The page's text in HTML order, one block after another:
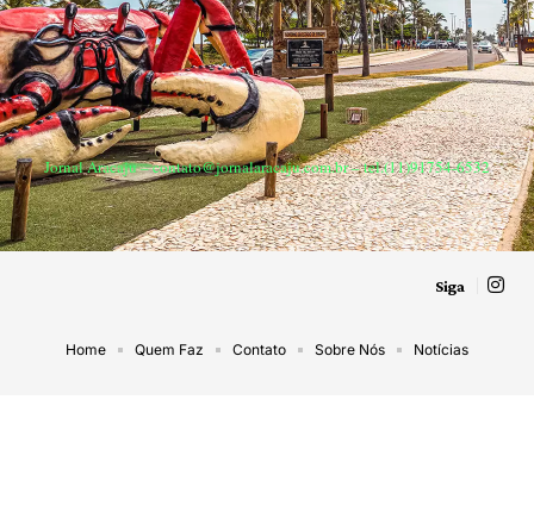
Jornal Aracaju –contato@jornalaracaju.com.br– tel.(11)91754-6532
Siga
Home Quem Faz Contato Sobre Nós Notícias